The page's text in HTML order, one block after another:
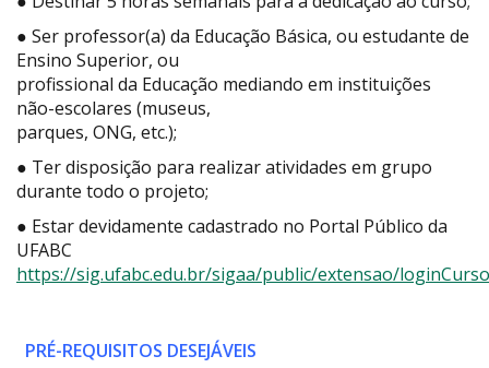
● Ser professor(a) da Educação Básica, ou estudante de
Ensino Superior, ou
profissional da Educação mediando em instituições
não-escolares (museus,
parques, ONG, etc.);
● Ter disposição para realizar atividades em grupo
durante todo o projeto;
● Estar devidamente cadastrado no Portal Público da
UFABC
https://sig.ufabc.edu.br/sigaa/public/extensao/
PRÉ-REQUISITOS DESEJÁVEIS